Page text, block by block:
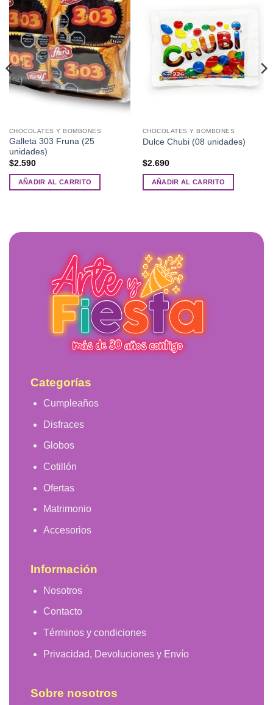
Añadir
a la
lista de
deseos
CHOCOLATES Y BOMBONES
Galleta 303 Fruna (25
unidades)
$2.590
AÑADIR AL CARRITO
lista de
deseos
CHOCOLATES Y BOMBONES
Dulce Chubi (08 unidades)
$2.690
AÑADIR AL CARRITO
Categorías
Cumpleaños
Disfraces
Globos
Cotillón
Ofertas
Matrimonio
Accesorios
Información
Nosotros
Contacto
Términos y condiciones
Privacidad, Devoluciones y Envío
Sobre nosotros